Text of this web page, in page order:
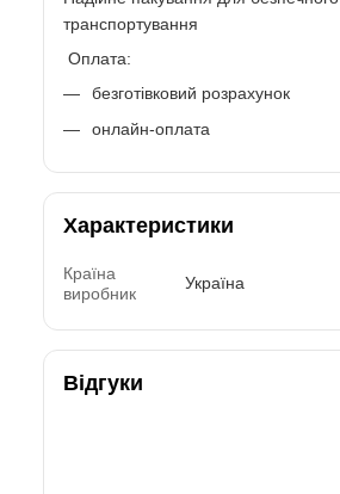
транспортування
Оплата:
безготівковий розрахунок
онлайн-оплата
Характеристики
Країна
виробник
Україна
Відгуки